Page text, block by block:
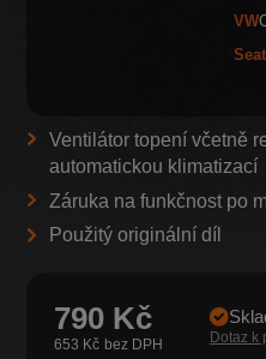
VW
Seat
Ventilátor topení včetně
automatickou klimatizací
Záruka na funkčnost po
Použitý originální díl
790 Kč
653 Kč Dotaz k